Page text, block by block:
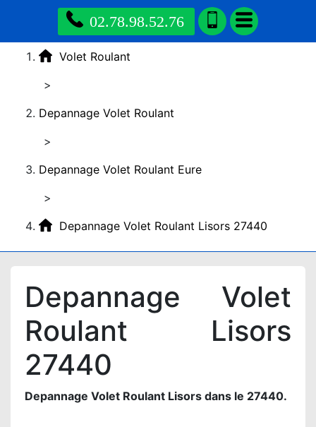
02.78.98.52.76
Volet Roulant
>
Depannage Volet Roulant
>
Depannage Volet Roulant Eure
>
Depannage Volet Roulant Lisors 27440
Depannage Volet
Roulant Lisors
27440
Depannage Volet Roulant Lisors dans le 27440.